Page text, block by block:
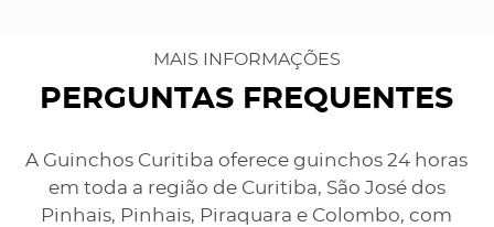
MAIS INFORMAÇÕES
PERGUNTAS FREQUENTES
A Guinchos Curitiba oferece guinchos 24 horas
em toda a região de Curitiba, São José dos
Pinhais, Pinhais, Piraquara e Colombo, com